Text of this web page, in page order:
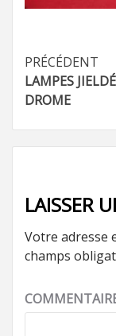
PRÉCÉDENT
LAMPES
DROME
LAISSER
Votre adresse
champs